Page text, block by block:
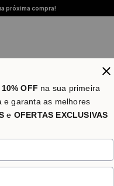
próxima compra!
10% OFF na sua primeira
e garanta as melhores
e OFERTAS EXCLUSIVAS